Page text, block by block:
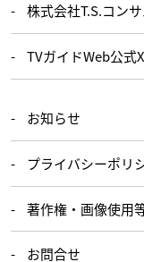
株式会社T.S.コン
TVガイドWeb公式X
お知らせ
プライバシーポリ
著作権・画像使用
お問合せ